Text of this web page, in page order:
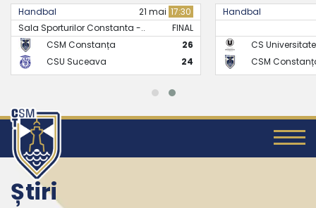
Handbal 21 mai 17:30
Sala Sporturilor Constanta -..
FINAL
CSM Constanța
26
CSU Suceava
24
Handbal
CS
CSM
Știri